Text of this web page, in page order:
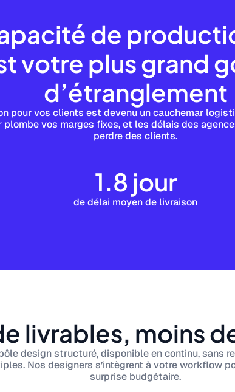
de
votre plus grand
d’étranglement
pour vos clients est devenu un cauchemar
vos marges fixes, et les délais des
perdre des clients.
1.8 jour
de délai moyen de livraison
livrables, moins
design structuré, disponible en continu, sans
Nos designers s’intègrent à votre workflow
surprise budgétaire.